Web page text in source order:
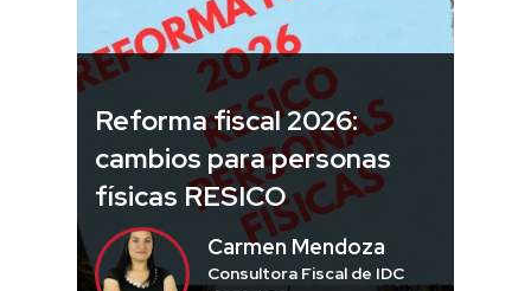
Reforma fiscal 2026:
cambios para personas
físicas RESICO
Carmen Mendoza
Consultora Fiscal de IDC